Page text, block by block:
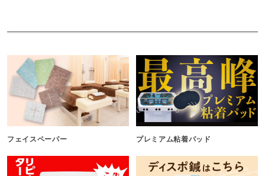
フェイスペーパー プレミアム粘着パッド